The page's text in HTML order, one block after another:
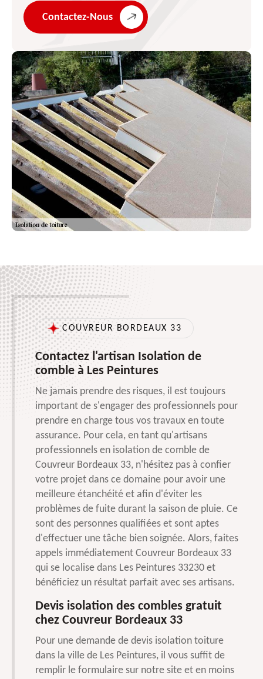
Contactez-Nous
COUVREUR BORDEAUX 33
Contactez l'artisan Isolation de
comble à Les Peintures
Ne jamais prendre des risques, il est toujours
important de s'engager des professionnels pour
prendre en charge tous vos travaux en toute
assurance. Pour cela, en tant qu'artisans
professionnels en isolation de comble de
Couvreur Bordeaux 33, n'hésitez pas à confier
votre projet dans ce domaine pour avoir une
meilleure étanchéité et afin d'éviter les
problèmes de fuite durant la saison de pluie. Ce
sont des personnes qualifiées et sont aptes
d'effectuer une tâche bien soignée. Alors, faites
appels immédiatement Couvreur Bordeaux 33
qui se localise dans Les Peintures 33230 et
bénéficiez un résultat parfait avec ses artisans.
Devis isolation des combles gratuit
chez Couvreur Bordeaux 33
Pour une demande de devis isolation toiture
dans la ville de Les Peintures, il vous suffit de
remplir le formulaire sur notre site et en moins